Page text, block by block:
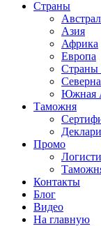
Страны
Азия
Африка
Европа
Южная
Таможня
Промо
Контакты
Блог
Видео
На главную